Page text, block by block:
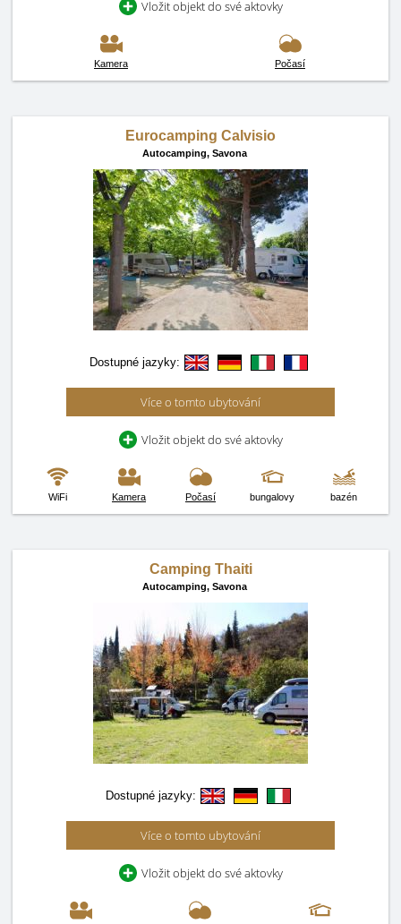
Vložit objekt do své aktovky
Kamera Počasí
Eurocamping Calvisio
Autocamping, Savona
Dostupné jazyky:
Více o tomto ubytování
Vložit objekt do své aktovky
WiFi Kamera Počasí bungalovy bazén
Camping Thaiti
Autocamping, Savona
Dostupné jazyky:
Více o tomto ubytování
Vložit objekt do své aktovky